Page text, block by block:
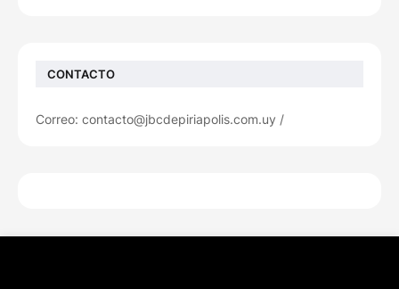
CONTACTO
Correo: contacto@jbcdepiriapolis.com.uy /